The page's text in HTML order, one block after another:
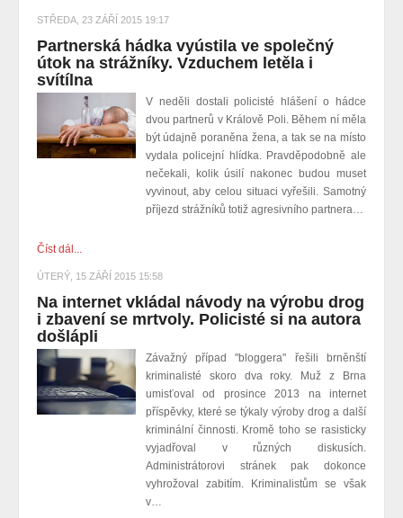
STŘEDA, 23 ZÁŘÍ 2015 19:17
Partnerská hádka vyústila ve společný
útok na strážníky. Vzduchem letěla i
svítílna
V neděli dostali policisté hlášení o hádce
dvou partnerů v Králově Poli. Během ní měla
být údajně poraněna žena, a tak se na místo
vydala policejní hlídka. Pravděpodobně ale
nečekali, kolik úsilí nakonec budou muset
vyvinout, aby celou situaci vyřešili. Samotný
příjezd strážníků totiž agresivního partnera…
Číst dál...
ÚTERÝ, 15 ZÁŘÍ 2015 15:58
Na internet vkládal návody na výrobu drog
i zbavení se mrtvoly. Policisté si na autora
došlápli
Závažný případ "bloggera" řešili brněnští
kriminalisté skoro dva roky. Muž z Brna
umisťoval od prosince 2013 na internet
příspěvky, které se týkaly výroby drog a další
kriminální činnosti. Kromě toho se rasisticky
vyjadřoval v různých diskusích.
Administrátorovi stránek pak dokonce
vyhrožoval zabitím. Kriminalistům se však
v…